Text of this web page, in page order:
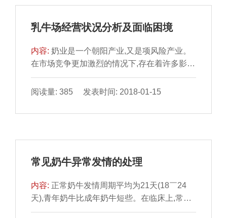
关资料报道,各科学对奶牛业发展的贡献率分
为生理与环境技术。1遗传因素纵观我省奶牛
乳牛场经营状况分析及面临困境
内容:奶业是一个朝阳产业,又是项风险产业。
在市场竞争更加激烈的情况下,存在着许多影响
奶业生存和发展的变数。下面以上海市金山区
种畜场为例,对乳牛场的现状作短浅分析。1现
几十年牧场经营过程中所面临的诸多困难因素,
力支撑搬迁、环保投资的重要性。表1中所列
目的分析,数据均摘自历年帐目及保存资料,以
阅读量: 385 发表时间: 2018-01-15
常见奶牛异常发情的处理
内容: 正常奶牛发情周期平均为21天(18￣24
天),青年奶牛比成年奶牛短些。在临床上,常因
营养不良、饲料单一、泌乳过多、环境温度突